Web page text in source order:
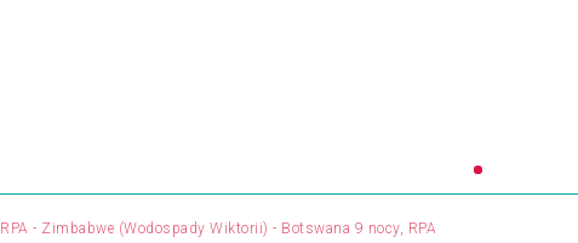
RPA - Zimbabwe (Wodospady Wiktorii) - Botswana 9 nocy, RPA